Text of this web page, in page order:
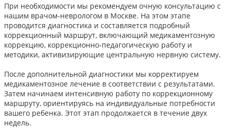
При необходимости мы рекомендуем очную консультацию с
нашим врачом-неврологом в Москве. На этом этапе
проводится диагностика и составляется подробный
коррекционный маршрут, включающий медикаментозную
коррекцию, коррекционно-педагогическую работу и
методики, активизирующие центральную нервную систему.
После дополнительной диагностики мы корректируем
медикаментозное лечение в соответствии с результатами.
Затем начинаем интенсивную работу по коррекционному
маршруту, ориентируясь на индивидуальные потребности
вашего ребенка. Этот этап продолжается в течение двух
недель.